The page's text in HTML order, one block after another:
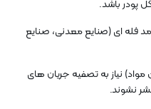
پودر باشد.
فله ای (صنایع معدنی، صنایع
مواد) نیاز به تصفیه جریان های
نشوند.